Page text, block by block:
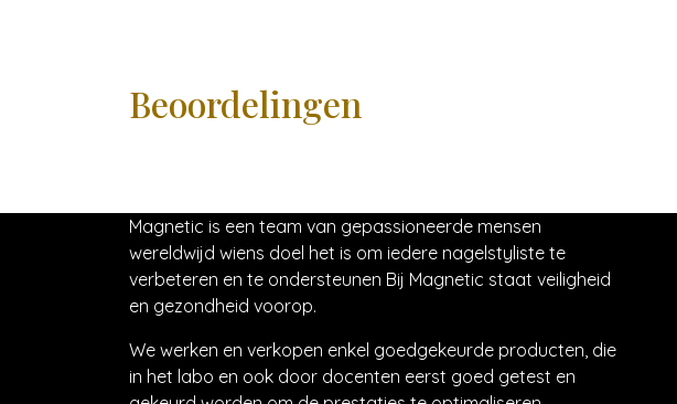
Beoordelingen
Magnetic is een team van gepassioneerde mensen
wereldwijd wiens doel het is om iedere nagelstyliste te
verbeteren en te ondersteunen Bij Magnetic staat veiligheid
en gezondheid voorop.
We werken en verkopen enkel goedgekeurde producten, die
in het labo en ook door docenten eerst goed getest en